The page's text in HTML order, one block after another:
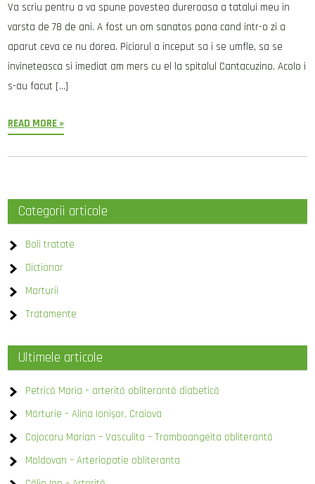
Va scriu pentru a va spune povestea dureroasa a tatalui meu in
varsta de 78 de ani. A fost un om sanatos pana cand intr-o zi a
aparut ceva ce nu dorea. Piciorul a inceput sa i se umfle, sa se
invineteasca si imediat am mers cu el la spitalul Cantacuzino. Acolo i
s-au facut […]
READ MORE »
Categorii articole
Boli tratate
Dictionar
Marturii
Tratamente
Ultimele articole
Petrică Maria – arterită obliterantă diabetică
Mărturie – Alina Ionișor, Craiova
Cojocaru Marian – Vasculita – Tromboangeita obliterantă
Moldovan – Arteriopatie obliteranta